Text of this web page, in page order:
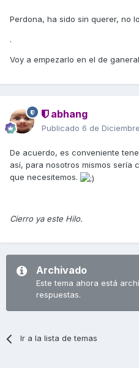
Perdona, ha sido sin querer, no
.
Voy a empezarlo en el de
abhang
Publicado 6 de
De acuerdo, es conveniente
así, para nosotros mismos sería
que necesitemos.
Cierro ya este Hilo.
Archivado
Este tema ahora está
respuestas.
Ir a la lista de temas